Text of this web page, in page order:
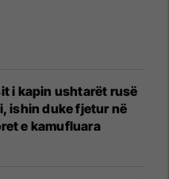
i kapin ushtarët rusë
ishin duke fjetur në
e kamufluara